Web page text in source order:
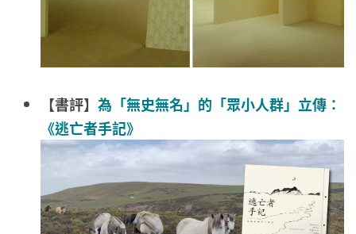
【書評】 為「無史無名」的「眾小人群」立傳：
《逃亡者手記》